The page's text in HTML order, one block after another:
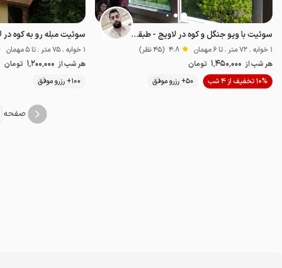
سوئیت با ویو جنگل و کوه در لاویج - طبقه اول
1 خوابه . 72 متر . تا 6 مهمان 4.8 (45 نظر)
هر شب از 1٬450٬000 تومان
10% تخفیف از 4 شب
50+ رزرو موفق خوش منظره
سوئیت مبله رو به کوه
1 خوابه . 75 متر . تا 5 مهمان
هر شب از 1٬200٬000 تومان
100+ رزرو موفق
صفحه